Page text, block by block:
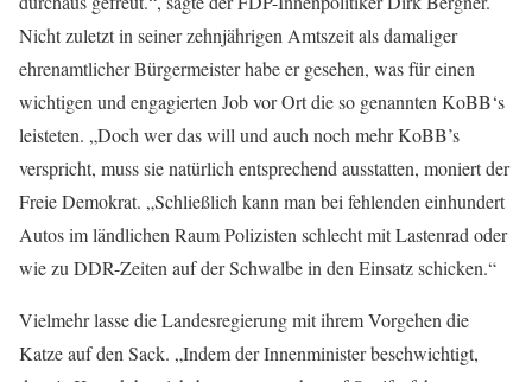
Nicht zuletzt in seiner zehnjährigen Amtszeit als damaliger
ehrenamtlicher Bürgermeister habe er gesehen, was für einen
wichtigen und engagierten Job vor Ort die so genannten KoBB‘s
leisteten. „Doch wer das will und auch noch mehr KoBB’s
verspricht, muss sie natürlich entsprechend ausstatten, moniert der
Freie Demokrat. „Schließlich kann man bei fehlenden einhundert
Autos im ländlichen Raum Polizisten schlecht mit Lastenrad oder
wie zu DDR-Zeiten auf der Schwalbe in den Einsatz schicken.“
Vielmehr lasse die Landesregierung mit ihrem Vorgehen die
Katze auf den Sack. „Indem der Innenminister beschwichtigt,